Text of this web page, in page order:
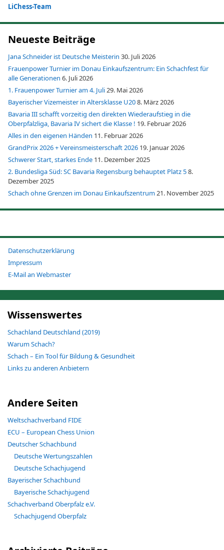
LiChess-Team
Neueste Beiträge
Jana Schneider ist Deutsche Meisterin 30. Juli 2026
Frauenpower Turnier im Donau Einkaufszentrum: Ein Schachfest für
alle Generationen 6. Juli 2026
1. Frauenpower Turnier am 4. Juli29. Mai 2026
Bayerischer Vizemeister in Altersklasse U208. März 2026
Bavaria III schafft vorzeitig den direkten Wiederaufstieg in die
Oberpfalzliga, Bavaria IV sichert die Klasse ! 19. Februar 2026
Alles in den eigenen Händen 11. Februar 2026
GrandPrix 2026 + Vereinsmeisterschaft 2026 19. Januar 2026
Schwerer Start, starkes Ende 11. Dezember 2025
2. Bundesliga Süd: SC Bavaria Regensburg behauptet Platz 58.
Dezember 2025
Schach ohne Grenzen im Donau Einkaufszentrum21. November 2025
Datenschutzerklärung
Impressum
E-Mail an Webmaster
Wissenswertes
Schachland Deutschland (2019)
Warum Schach?
Schach – Ein Tool für Bildung & Gesundheit
Links zu anderen Anbietern
Andere Seiten
Weltschachverband FIDE
ECU – European Chess Union
Deutscher Schachbund
Deutsche Wertungszahlen
Deutsche Schachjugend
Bayerischer Schachbund
Bayerische Schachjugend
Schachverband Oberpfalz e.V.
Schachjugend Oberpfalz